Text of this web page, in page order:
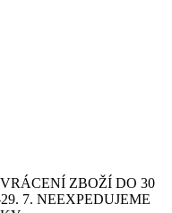
ZBOŽÍ DO 30
7. NEEXPEDUJEME